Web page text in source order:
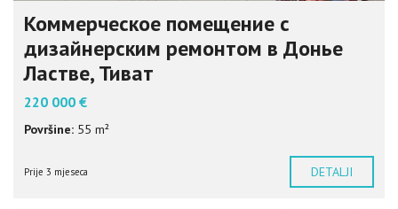
Коммерческое помещение с
дизайнерским ремонтом в Донье
Ластве, Тиват
220 000 €
Površine: 55 m²
Prije 3 mjeseca DETALJI